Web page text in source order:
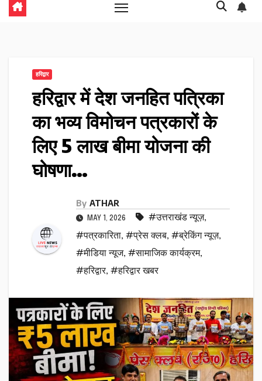
हरिद्वार
हरिद्वार में देश जनहित पत्रिका
का भव्य विमोचन पत्रकारों के
लिए ₹5 लाख बीमा योजना की
घोषणा…
By ATHAR
MAY 1, 2026 #उत्तराखंड न्यूज़,
#पत्रकारिता, #प्रेस क्लब, #ब्रेकिंग न्यूज़,
#मीडिया न्यूज, #सामाजिक कार्यक्रम,
#हरिद्वार, #हरिद्वार खबर